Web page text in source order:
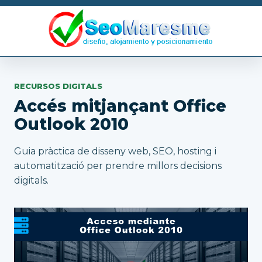
RECURSOS DIGITALS
Accés mitjançant Office
Outlook 2010
Guia pràctica de disseny web, SEO, hosting i
automatització per prendre millors decisions
digitals.